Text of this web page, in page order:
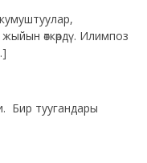
өткөрдү. Илимпоз
Бир туугандары